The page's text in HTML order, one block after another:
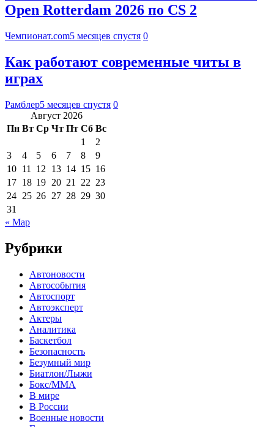
Open Rotterdam 2026 по CS 2
Чемпионат.com5 месяцев спустя 0
Как работают современные читы в
играх
Рамблер5 месяцев спустя 0
Август 2026
Пн Вт Ср Чт Пт Сб Вс
1
2
3
4 5 6 7 8
9
10 11 12 13 14 15 16
17 18 19 20 21 22 23
24 25 26 27 28 29 30
31
« Мар
Рубрики
Автоновости
Автособытия
Автоспорт
Автоэксперт
Актеры
Аналитика
Баскетбол
Безопасность
Безумный мир
Биатлон/Лыжи
Бокс/MMA
В мире
В России
Военные новости